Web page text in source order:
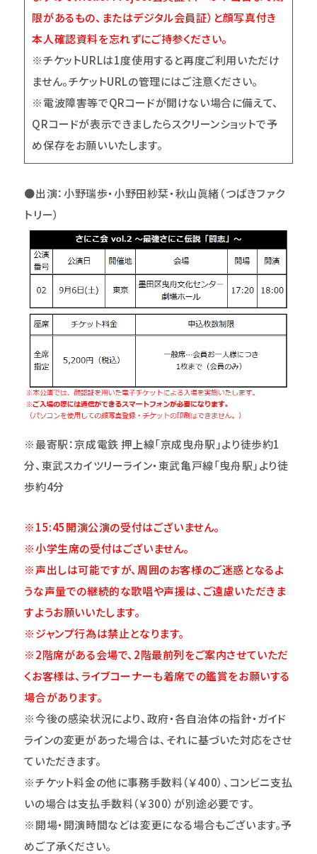
限があるもの、またはデジタル会員証）と顔写真付き
本人確認資料を忘れずにご持参ください。
※チケットURLは1度使用すると再度ご利用いただけ
ません。チケットURLの管理にはご注意ください。
※電波障害等でQRコードが開けない場合に備えて、
QRコードが表示できましたらスクリーンショットで予
め保存をお願いいたします。
●出演： 小野瑞歩・小野田紗栞・秋山眞緒（つばきファク
トリー）
※最寄駅：京成電鉄 押上線「京成曳舟駅」より徒歩約1
分、東武スカイツリーライン・東武亀戸線「曳舟駅」より徒
歩約4分
※15:45開演公演の受付はございません。
※小学生席の受付はございません。
※声出しは可能ですが、周囲のお客様のご迷惑となるよ
うな声量での継続的な歌唱や声援は、ご遠慮いただきま
すようお願いいたします。
※ジャンプ行為は禁止となります。
※2階席がある会場で、2階最前列をご案内させていただ
くお客様は、ライブコーナーも着席での鑑賞をお願いする
場合があります。
※今後の感染状況により、政府・各自治体の指針・ガイド
ラインの変更があった場合は、それに基づいた対応をさせ
ていただきます。
※チケット料金の他に事務手数料（￥400）、コンビニ支払
いの場合は支払手数料（￥300）が別途必要です。
※開場・開演時間などは変更になる場合もございます。予
めご了承ください。